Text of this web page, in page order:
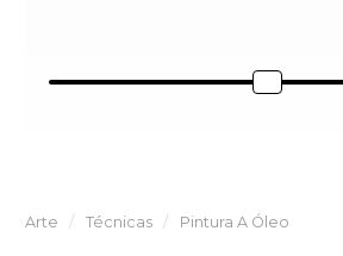
Arte Técnicas Pintura A Óleo